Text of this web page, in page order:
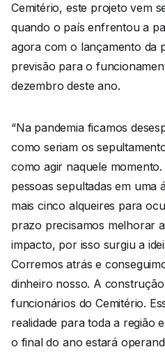
Cemitério, este projeto vem
quando o país enfrentou a
agora com o lançamento da
previsão para o
dezembro deste ano.
“Na pandemia ficamos
como seriam os
como agir naquele
pessoas sepultadas em uma
mais cinco alqueires para
prazo precisamos melhorar
impacto, por isso surgiu a
Corremos atrás e
dinheiro nosso. A
funcionários do Cemitério.
realidade para toda a região
o final do ano estará